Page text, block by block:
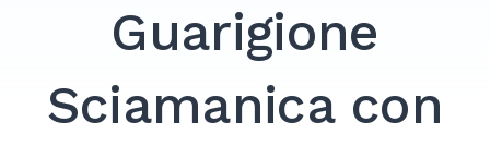
EXPAND
Guarigione
Sciamanica con